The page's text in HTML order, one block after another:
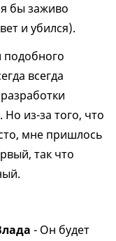
бы заживо
и убился).
подобного
всегда
из-за того, что
мне пришлось
так что
- Он будет